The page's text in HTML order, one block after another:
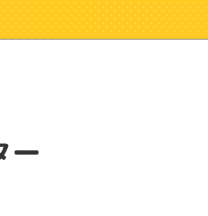
ー